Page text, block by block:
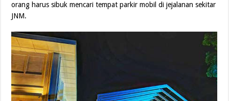
orang harus sibuk mencari tempat parkir mobil di jejalanan sekitar
JNM.